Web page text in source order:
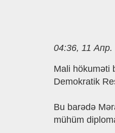
04:36, 11 Апр.
Mali hökumǝti
Demokratik
Bu barədə
mühüm